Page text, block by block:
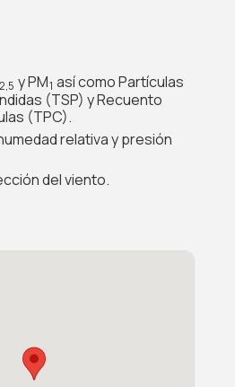
2,5 y PM1 así como Partículas
(TSP) y Recuento
(TPC).
relativa y presión
del viento.